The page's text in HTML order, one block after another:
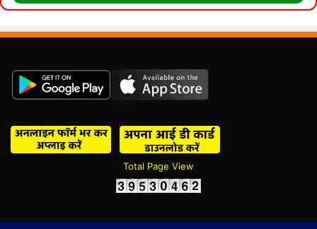
Total Page View